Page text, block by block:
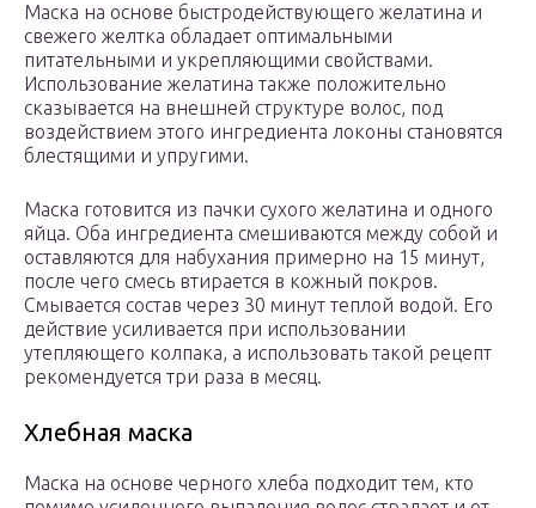
Маска на основе быстродействующего желатина и
свежего желтка обладает оптимальными
питательными и укрепляющими свойствами.
Использование желатина также положительно
сказывается на внешней структуре волос, под
воздействием этого ингредиента локоны становятся
блестящими и упругими.
Маска готовится из пачки сухого желатина и одного
яйца. Оба ингредиента смешиваются между собой и
оставляются для набухания примерно на 15 минут,
после чего смесь втирается в кожный покров.
Смывается состав через 30 минут теплой водой. Его
действие усиливается при использовании
утепляющего колпака, а использовать такой рецепт
рекомендуется три раза в месяц.
Хлебная маска
Маска на основе черного хлеба подходит тем, кто